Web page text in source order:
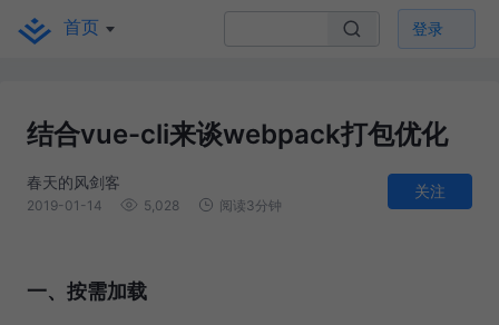
首页 登录
结合vue-cli来谈webpack打包优化
春天的风剑客
2019-01-14 5,028 阅读3分钟
关注
一、按需加载